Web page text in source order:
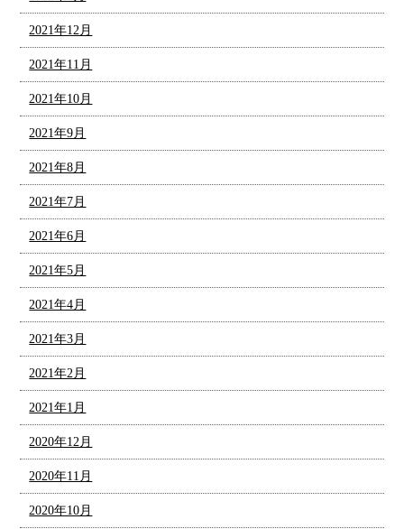
2021年12月
2021年11月
2021年10月
2021年9月
2021年8月
2021年7月
2021年6月
2021年5月
2021年4月
2021年3月
2021年2月
2021年1月
2020年12月
2020年11月
2020年10月